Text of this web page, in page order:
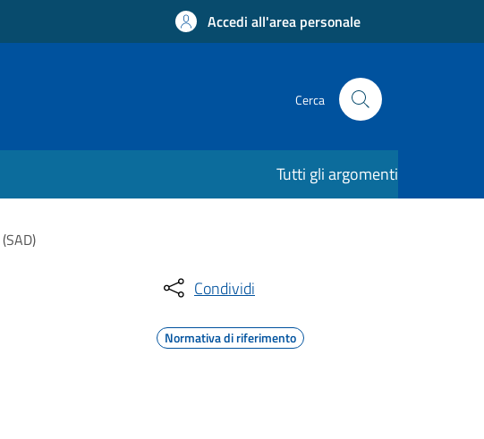
Accedi all'area personale
Cerca
Tutti gli argomenti
Condividi
Normativa di riferimento